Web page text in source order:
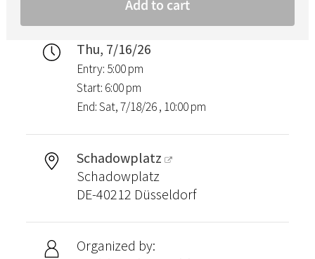
Thu, 7/16/26
Entry: 5:00 pm
Start: 6:00 pm
End: Sat, 7/18/26 , 10:00 pm
Schadowplatz
Schadowplatz
DE-40212 Düsseldorf
Organized by: